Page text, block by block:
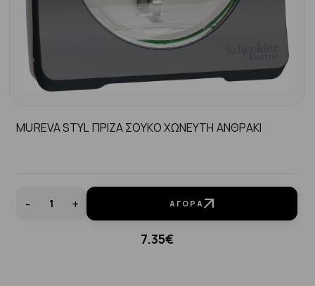
MUREVA STYL ΠΡΙΖΑ ΣΟΥΚΟ ΧΩΝΕΥΤΗ ΑΝΘΡΑΚΙ
- + ΑΓΟΡΆ
7.35€